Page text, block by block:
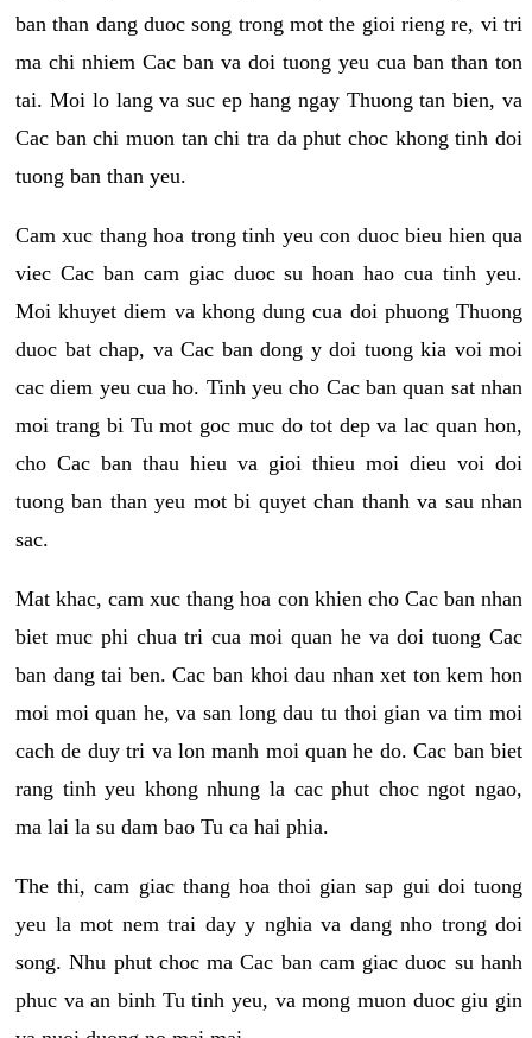
ban than dang duoc song trong mot the gioi rieng re, vi tri
ma chi nhiem Cac ban va doi tuong yeu cua ban than ton
tai. Moi lo lang va suc ep hang ngay Thuong tan bien, va
Cac ban chi muon tan chi tra da phut choc khong tinh doi
tuong ban than yeu.
Cam xuc thang hoa trong tinh yeu con duoc bieu hien qua
viec Cac ban cam giac duoc su hoan hao cua tinh yeu.
Moi khuyet diem va khong dung cua doi phuong Thuong
duoc bat chap, va Cac ban dong y doi tuong kia voi moi
cac diem yeu cua ho. Tinh yeu cho Cac ban quan sat nhan
moi trang bi Tu mot goc muc do tot dep va lac quan hon,
cho Cac ban thau hieu va gioi thieu moi dieu voi doi
tuong ban than yeu mot bi quyet chan thanh va sau nhan
sac.
Mat khac, cam xuc thang hoa con khien cho Cac ban nhan
biet muc phi chua tri cua moi quan he va doi tuong Cac
ban dang tai ben. Cac ban khoi dau nhan xet ton kem hon
moi moi quan he, va san long dau tu thoi gian va tim moi
cach de duy tri va lon manh moi quan he do. Cac ban biet
rang tinh yeu khong nhung la cac phut choc ngot ngao,
ma lai la su dam bao Tu ca hai phia.
The thi, cam giac thang hoa thoi gian sap gui doi tuong
yeu la mot nem trai day y nghia va dang nho trong doi
song. Nhu phut choc ma Cac ban cam giac duoc su hanh
phuc va an binh Tu tinh yeu, va mong muon duoc giu gin